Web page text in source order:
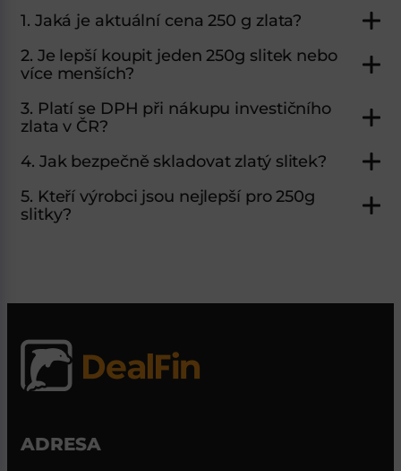
1. Jaká je aktuální cena 250 g zlata?
2. Je lepší koupit jeden 250g slitek nebo
více menších?
3. Platí se DPH při nákupu investičního
zlata v ČR?
4. Jak bezpečně skladovat zlatý slitek?
5. Kteří výrobci jsou nejlepší pro 250g
slitky?
ADRESA